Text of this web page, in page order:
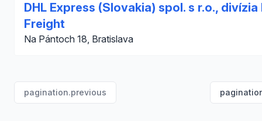
DHL Express (Slovakia) spol. s r.o., divízia
Freight
Na Pántoch 18, Bratislava
pagination.previous